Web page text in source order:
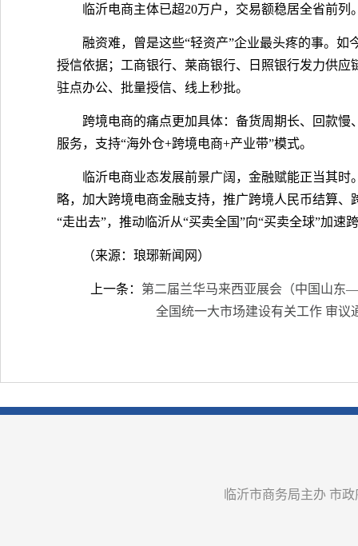
临沂电商主体已超20万户，交易额稳居全省前
融资难，曾是这些“轻资产”企业最头疼的事。
授信依据；工商银行、莱商银行、日照银行发力供
驻点办公、批量授信、线上秒批。
跨境电商的痛点更加具体：备货周期长、回款慢
服务，支持“海外仓+跨境电商+产业带”模式。
临沂电商业态发展前景广阔，金融赋能正当其
略，加大跨境电商金融支持，推广跨境人民币结算
“走出去”，推动临沂从“买卖全国”向“买卖全球”加速
（来源：琅琊新闻网）
上一条： 第二届兰华马来西亚展会（中国山东
全国统一大市场建设有关工作 审议
临沂市商务局主办 市